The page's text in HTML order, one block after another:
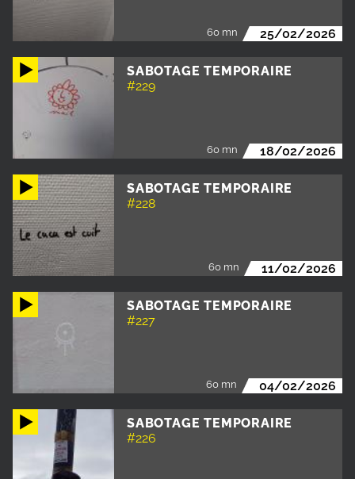
60 mn 25/02/2026
SABOTAGE TEMPORAIRE
#229
60 mn 18/02/2026
SABOTAGE TEMPORAIRE
#228
60 mn 11/02/2026
SABOTAGE TEMPORAIRE
#227
60 mn 04/02/2026
SABOTAGE TEMPORAIRE
#226